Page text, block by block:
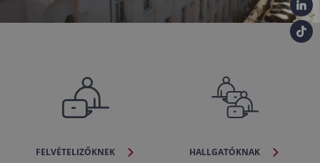
FELVÉTELIZŐKNEK HALLGATÓKNAK